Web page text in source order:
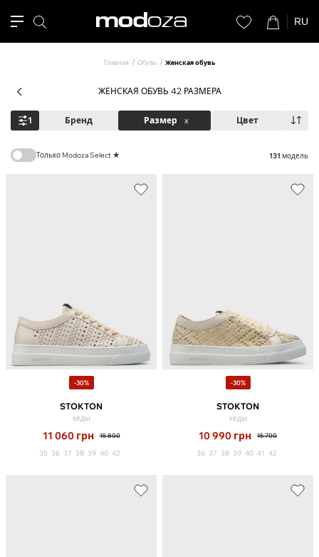
RU
Главная Обувь Женская обувь
ЖЕНСКАЯ ОБУВЬ 42 РАЗМЕРА
1 Бренд Размер x Цвет
Только Modoza Select ★ 131 модель
-30%
STOKTON
кеды
11 060 грн 15 800
35 36 37 38 39 40 42
-30%
STOKTON
кеды
10 990 грн 15 700
36 37 38 39 40 41 42